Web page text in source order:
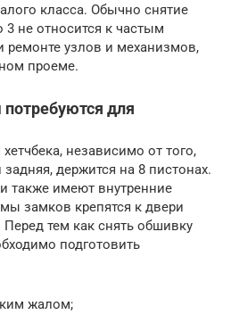
класса. Обычно снятие
не относится к частым
ремонте узлов и механизмов,
проеме.
для
независимо от того,
держится на 8 пистонах.
также имеют внутренние
замков крепятся к двери
тем как снять обшивку
подготовить
жалом;